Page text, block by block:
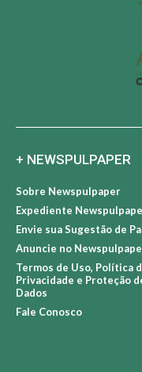
+ NEWSPULPAPER
Sobre Newspulpaper
Expediente
Envie sua Sugestão de
Anuncie no
Termos de Uso, Política
Privacidade e Proteção
Dados
Fale Conosco